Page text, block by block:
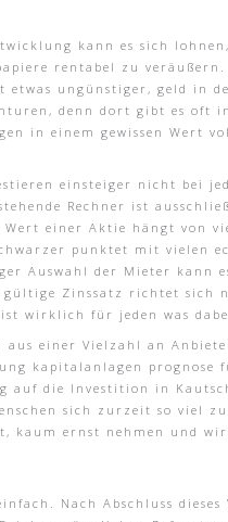
kann es sich
rentabel zu
ungünstiger, geld in
denn dort gibt es oft
in einem gewissen Wert
einsteiger nicht bei
Rechner ist
einer Aktie hängt von
punktet mit vielen
Auswahl der Mieter kann
Zinssatz richtet sich
wirklich für jeden was
einer Vielzahl an
kapitalanlagen prognose
auf die Investition in
sich zurzeit so viel
kaum ernst nehmen und
Nach Abschluss dieses